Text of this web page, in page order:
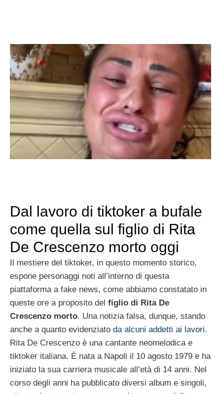
Dal lavoro di tiktoker a bufale
come quella sul figlio di Rita
De Crescenzo morto oggi
Il mestiere del tiktoker, in questo momento storico,
espone personaggi noti all’interno di questa
piattaforma a fake news, come abbiamo constatato in
queste ore a proposito del figlio di Rita De
Crescenzo morto. Una notizia falsa, dunque, stando
anche a quanto evidenziato da alcuni addetti ai lavori.
Rita De Crescenzo è una cantante neomelodica e
tiktoker italiana. È nata a Napoli il 10 agosto 1979 e ha
iniziato la sua carriera musicale all’età di 14 anni. Nel
corso degli anni ha pubblicato diversi album e singoli,